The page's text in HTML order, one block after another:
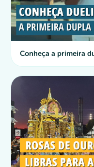
Conheça a primeira